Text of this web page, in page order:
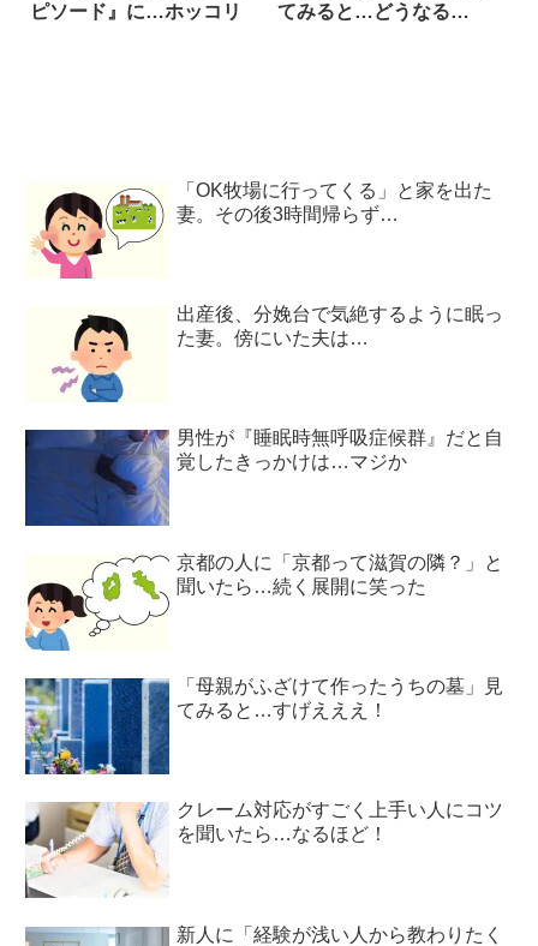
ピソード』に…ホッコリ
てみると…どうなる
「OK牧場に行ってくる」と家を出た
妻。その後3時間帰らず…
出産後、分娩台で気絶するように眠っ
た妻。傍にいた夫は…
男性が『睡眠時無呼吸症候群』だと自
覚したきっかけは…マジか
京都の人に「京都って滋賀の隣？」と
聞いたら…続く展開に笑った
「母親がふざけて作ったうちの墓」見
てみると…すげえええ！
クレーム対応がすごく上手い人にコツ
を聞いたら…なるほど！
新人に「経験が浅い人から教わりたく